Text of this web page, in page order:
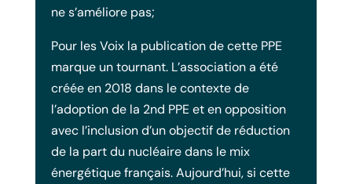
ne s’améliore pas;
Pour les Voix la publication de cette PPE
marque un tournant. L’association a été
créée en 2018 dans le contexte de
l’adoption de la 2nd PPE et en opposition
avec l’inclusion d’un objectif de réduction
de la part du nucléaire dans le mix
énergétique français. Aujourd’hui, si cette